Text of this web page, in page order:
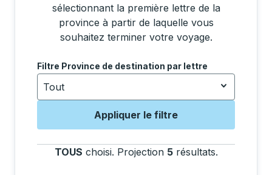
sélectionnant la première lettre de la
province à partir de laquelle vous
souhaitez terminer votre voyage.
Utilisez les touches fléchées pour accéder à la
Filtre Province de destination par lettre
Tout
Appliquer le filtre
TOUS choisi. Projection 5 résultats.